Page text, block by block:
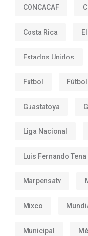
CONCACAF
Costa Rica
Estados Unidos
Futbol Fútbol
Guastatoya
Liga Nacional
Luis Fernando Tena
Marpensatv
Mixco
Municipal